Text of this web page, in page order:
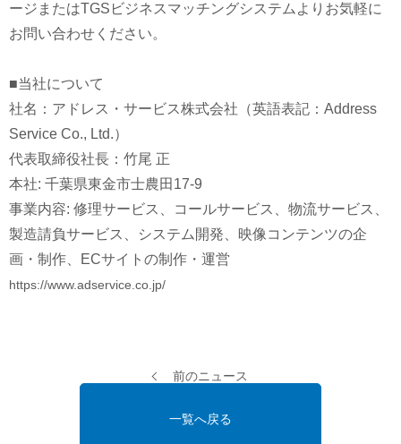
ージまたはTGSビジネスマッチングシステムよりお気軽に
お問い合わせください。
■当社について
社名：アドレス・サービス株式会社（英語表記：Address
Service Co., Ltd.）
代表取締役社長：竹尾 正
本社: 千葉県東金市士農田17-9
事業内容: 修理サービス、コールサービス、物流サービス、
製造請負サービス、システム開発、映像コンテンツの企
画・制作、ECサイトの制作・運営
https://www.adservice.co.jp/
前のニュース
一覧へ戻る